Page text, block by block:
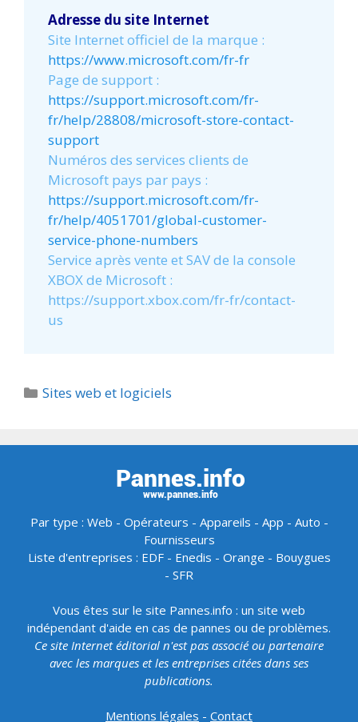
Adresse du site Internet
Site Internet officiel de la marque :
https://www.microsoft.com/fr-fr
Page de support :
https://support.microsoft.com/fr-
fr/help/28808/microsoft-store-contact-
support
Numéros des services clients de
Microsoft pays par pays :
https://support.microsoft.com/fr-
fr/help/4051701/global-customer-
service-phone-numbers
Service après vente et SAV de la console
XBOX de Microsoft :
https://support.xbox.com/fr-fr/contact-
us
Catégories
Sites web et logiciels
Par type : Web - Opérateurs - Appareils - App - Auto -
Fournisseurs
Liste d'entreprises : EDF- Enedis - Orange - Bouygues
- SFR
Vous êtes sur le site Pannes.info : un site web
indépendant d'aide en cas de pannes ou de problèmes.
Ce site Internet éditorial n'est pas associé ou partenaire
avec les marques et les entreprises citées dans ses
publications.
Mentions légales - Contact